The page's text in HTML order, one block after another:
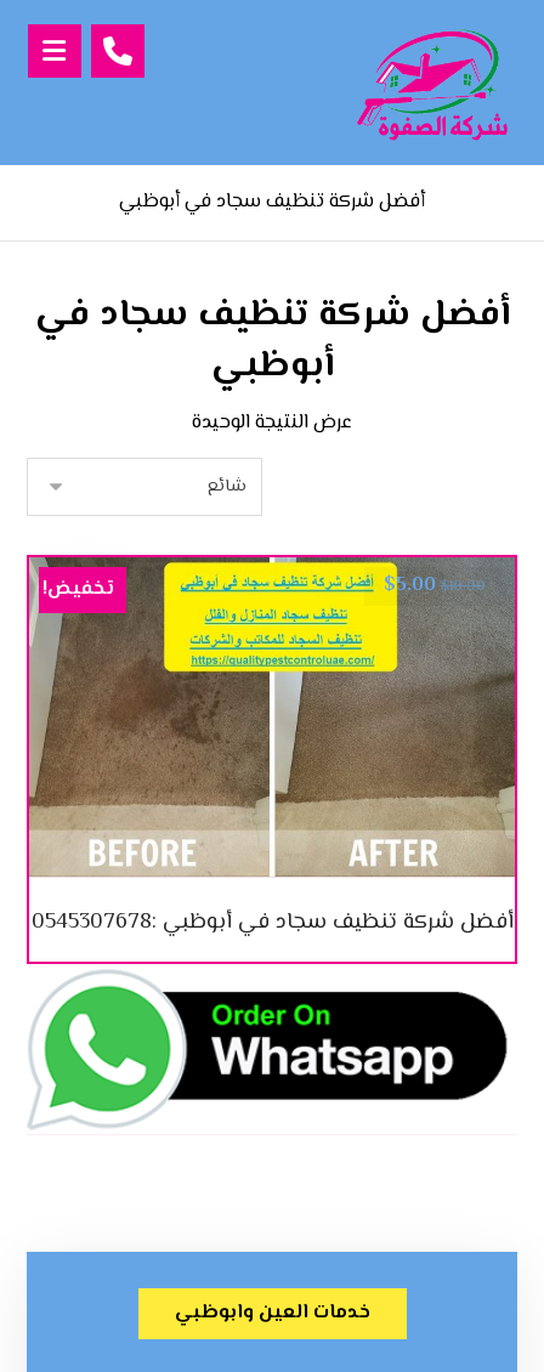
أفضل شركة تنظيف سجاد في أبوظبي
أفضل شركة تنظيف سجاد في
أبوظبي
عرض النتيجة الوحيدة
أفضل شركة تنظيف سجاد في أبوظبي :0545307678
$10.00
$5.00 تخفيض!
خدمات العين وابوظبي